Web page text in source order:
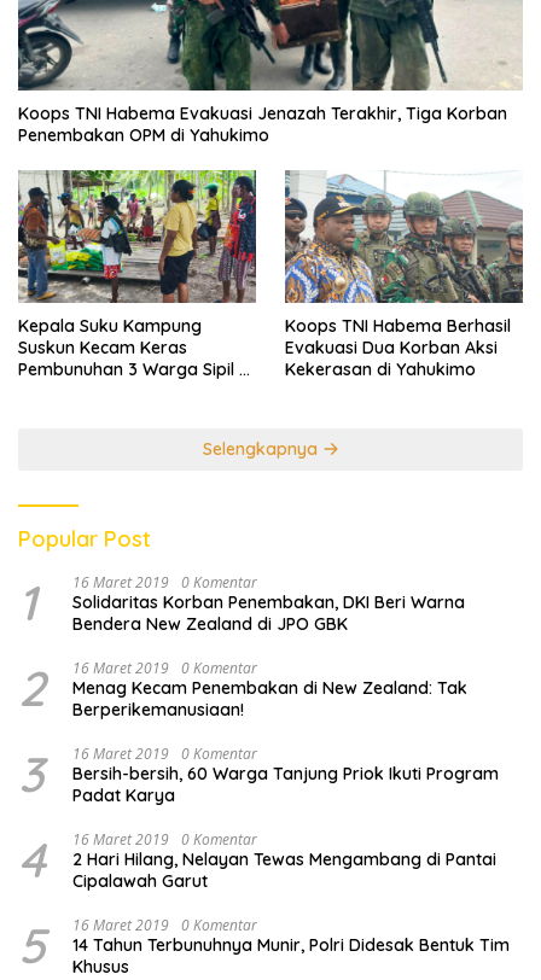
Koops TNI Habema Evakuasi Jenazah Terakhir, Tiga Korban
Penembakan OPM di Yahukimo
Kepala Suku Kampung
Suskun Kecam Keras
Pembunuhan 3 Warga Sipil di
Koops TNI Habema Berhasil
Evakuasi Dua Korban Aksi
Kekerasan di Yahukimo
Selengkapnya
Popular Post
1 16 Maret 2019 0 Komentar
Solidaritas Korban Penembakan, DKI Beri Warna
Bendera New Zealand di JPO GBK
2 16 Maret 2019 0 Komentar
Menag Kecam Penembakan di New Zealand: Tak
Berperikemanusiaan!
3 16 Maret 2019 0 Komentar
Bersih-bersih, 60 Warga Tanjung Priok Ikuti Program
Padat Karya
4 16 Maret 2019 0 Komentar
2 Hari Hilang, Nelayan Tewas Mengambang di Pantai
Cipalawah Garut
5 16 Maret 2019 0 Komentar
14 Tahun Terbunuhnya Munir, Polri Didesak Bentuk Tim
Khusus